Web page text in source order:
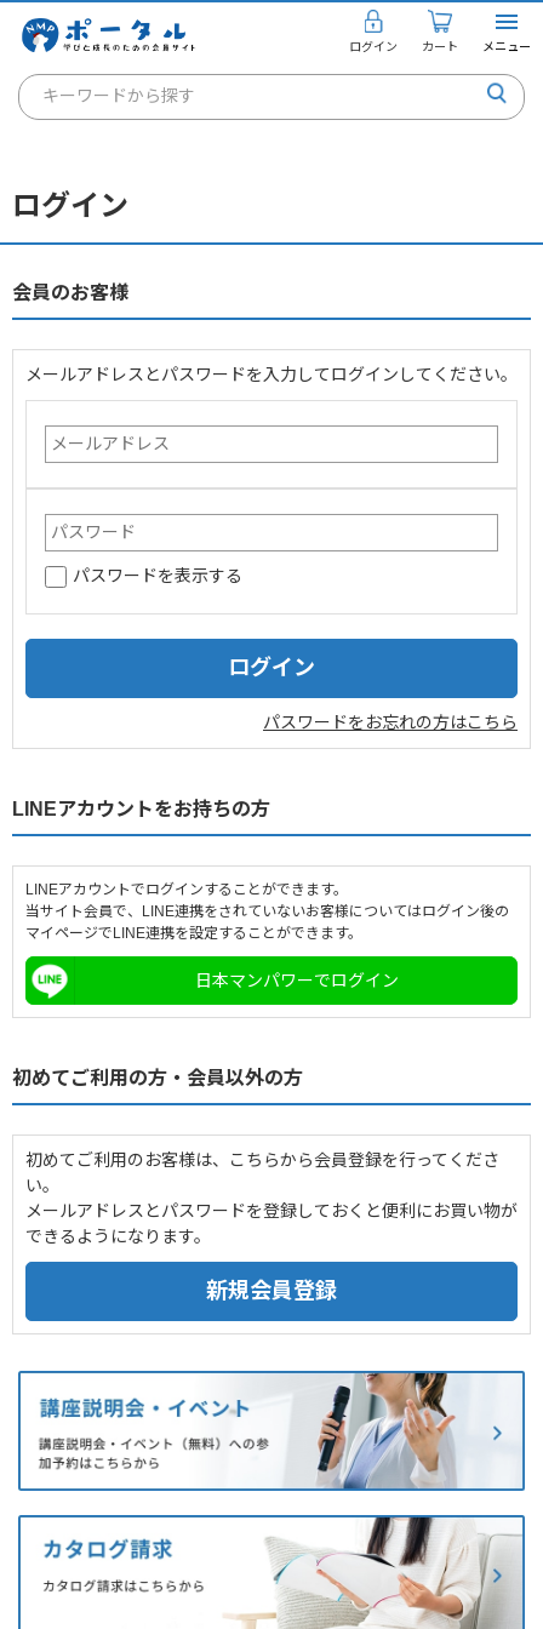
ログイン カート メニュー
キーワードから探す
通信講座
講座を探す
個人のお客様
法人のお客様
企業情報
採用情報
ログイン
会員のお客様
メールアドレスとパスワードを入力してログインしてください。
パスワードを表示する
パスワードをお忘れの方はこちら
LINEアカウントをお持ちの方
LINEアカウントでログインすることができます。
当サイト会員で、LINE連携をされていないお客様についてはログイン後の
マイページでLINE連携を設定することができます。
日本マンパワーでログイン
初めてご利用の方・会員以外の方
初めてご利用のお客様は、こちらから会員登録を行ってくださ
い。
メールアドレスとパスワードを登録しておくと便利にお買い物が
できるようになります。